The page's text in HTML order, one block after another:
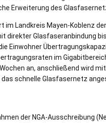
Erweiterung des
im Landkreis Mayen-Koblenz
direkter Glasfaseranbindung
Einwohner
im
an, anschließend wird
schnelle Glasfasernetz
der NGA-Ausschreibung